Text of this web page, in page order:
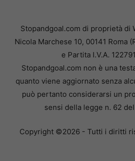
Stopandgoal.com di proprietà di
Nicola Marchese 10, 00141 Roma
e Partita I.V.A.
Stopandgoal.com non è una
quanto viene aggiornato senza
può pertanto considerarsi un
sensi della legge n. 62
Copyright ©2026 - Tutti i diritti